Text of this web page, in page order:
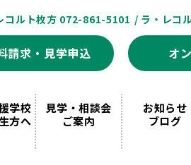
コルト枚方 072-861-5101 / ラ・レコ
請求・見学申込 オ
学校
方へ
見学・相談会
ご案内
お知らせ
ブログ